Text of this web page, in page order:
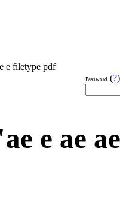
e filetype pdf
Password (?)
e ae